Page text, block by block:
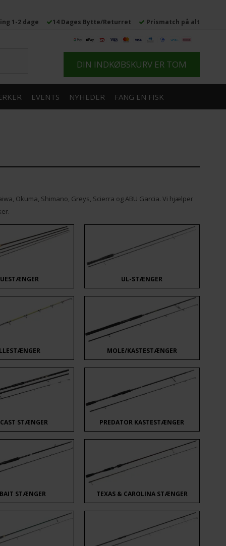
1-2 dage 14 Dages Bytte/Returret Prismatch på alt
DIN INDKØBSKURV ER TOM
EVENTS NYHEDER FANG EN FISK
Okuma, Shimano, Greys, Scierra og ABU Garcia. Vi hjælper
UL-STÆNGER
MOLE/KASTESTÆNGER
STÆNGER PREDATOR KASTESTÆNGER
STÆNGER TEXAS & CAROLINA STÆNGER